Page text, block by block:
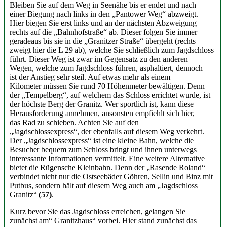
Bleiben Sie auf dem Weg in Seenähe bis er endet und nach
einer Biegung nach links in den „Pantower Weg“ abzweigt.
Hier biegen Sie erst links und an der nächsten Abzweigung
rechts auf die „Bahnhofstraße“ ab. Dieser folgen Sie immer
geradeaus bis sie in die „Granitzer Straße“ übergeht (rechts
zweigt hier die L 29 ab), welche Sie schließlich zum Jagdschloss
führt. Dieser Weg ist zwar im Gegensatz zu den anderen
Wegen, welche zum Jagdschloss führen, asphaltiert, dennoch
ist der Anstieg sehr steil. Auf etwas mehr als einem
Kilometer müssen Sie rund 70 Höhenmeter bewältigen. Denn
der „Tempelberg“, auf welchem das Schloss errichtet wurde, ist
der höchste Berg der Granitz. Wer sportlich ist, kann diese
Herausforderung annehmen, ansonsten empfiehlt sich hier,
das Rad zu schieben. Achten Sie auf den
„Jagdschlossexpress“, der ebenfalls auf diesem Weg verkehrt.
Der „Jagdschlossexpress“ ist eine kleine Bahn, welche die
Besucher bequem zum Schloss bringt und ihnen unterwegs
interessante Informationen vermittelt. Eine weitere Alternative
bietet die Rügensche Kleinbahn. Denn der „Rasende Roland“
verbindet nicht nur die Ostseebäder Göhren, Sellin und Binz mit
Putbus, sondern hält auf diesem Weg auch am „Jagdschloss
Granitz“ (57).
Kurz bevor Sie das Jagdschloss erreichen, gelangen Sie
zunächst am“ Granitzhaus“ vorbei. Hier stand zunächst das